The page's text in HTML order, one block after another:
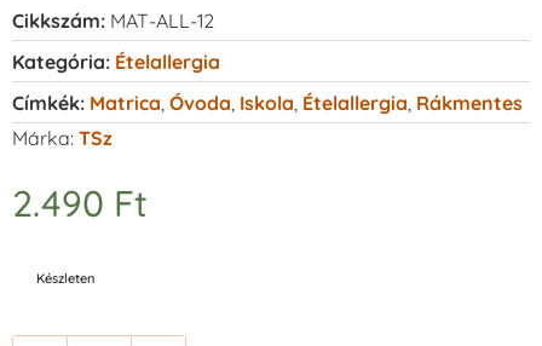
Cikkszám: MAT-ALL-12
Kategória: Ételallergia
Címkék: Matrica Óvoda Iskola Ételallergia Rákmentes
Márka: TSz
2.490 Ft
Készleten